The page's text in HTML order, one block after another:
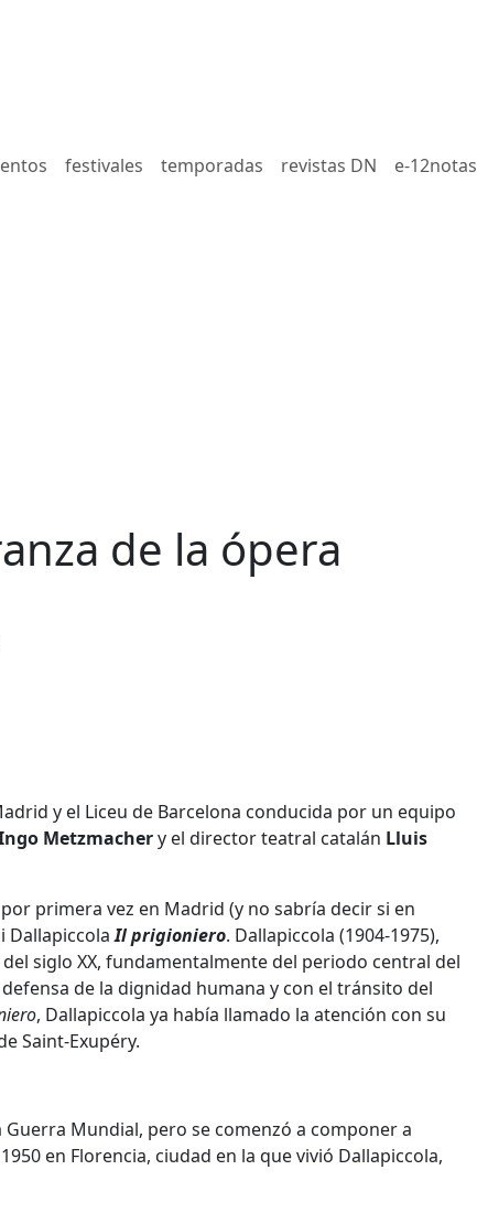
festivales temporadas revistas DN e-12notas
de la ópera
y el Liceu de Barcelona conducida por un equipo
Metzmachery el director teatral catalán Lluis
primera vez en Madrid (y no sabría decir si en
DallapiccolaIl prigioniero. Dallapiccola (1904-1975),
siglo XX, fundamentalmente del periodo central del
de la dignidad humana y con el tránsito del
, Dallapiccola ya había llamado la atención con su
Saint-Exupéry.
Mundial, pero se comenzó a componer a
en Florencia, ciudad en la que vivió Dallapiccola,